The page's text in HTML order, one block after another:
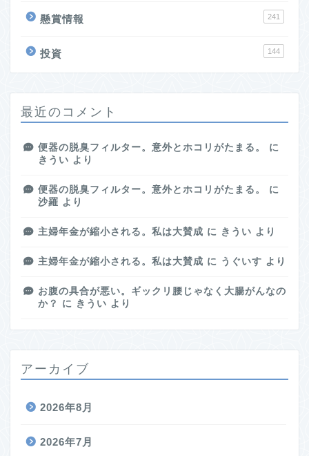
懸賞情報 241
投資 144
最近のコメント
便器の脱臭フィルター。意外とホコリがたまる。
に
きうい より
便器の脱臭フィルター。意外とホコリがたまる。
に
沙羅 より
主婦年金が縮小される。私は大賛成 に きうい より
主婦年金が縮小される。私は大賛成 に うぐいす より
お腹の具合が悪い。ギックリ腰じゃなく大腸がんなの
か？
に きうい より
アーカイブ
2026年8月
2026年7月